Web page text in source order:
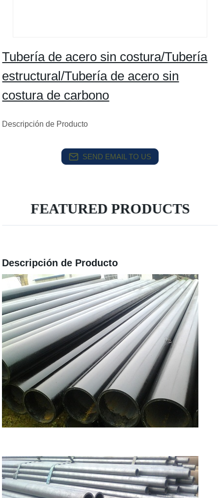
Tubería de acero sin costura/Tubería
estructural/Tubería de acero sin
costura de carbono
Descripción de Producto
SEND EMAIL TO US
FEATURED PRODUCTS
Descripción de Producto